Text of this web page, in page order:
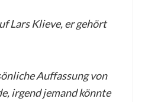
Lars Klieve, er gehört
Auffassung von
irgend jemand könnte